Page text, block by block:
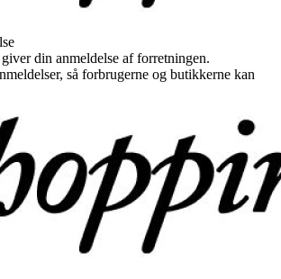
din anmeldelse af forretningen.
så forbrugerne og butikkerne kan